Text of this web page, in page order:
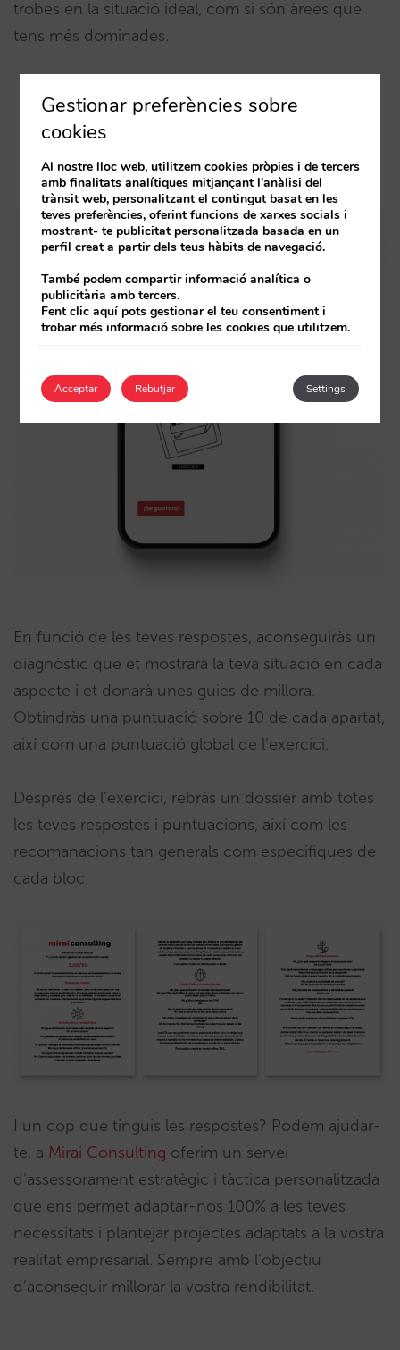
trobes en la situació ideal, com si són àrees que
tens més dominades.
Distribució i rendibilitat
Venda online (i venda directa)
Disponibilitat i preus
En funció de les teves respostes, aconseguiràs un
diagnòstic que et mostrarà la teva situació en cada
aspecte i et donarà unes guies de millora.
Obtindràs una puntuació sobre 10 de cada apartat,
així com una puntuació global de l’exercici.
Després de l’exercici, rebràs un dossier amb totes
les teves respostes i puntuacions, així com les
recomanacions tan generals com especifiques de
cada bloc.
I un cop que tinguis les respostes? Podem ajudar-
te, a Mirai Consulting oferim un servei
d’assessorament estratègic i tàctica personalitzada
que ens permet adaptar-nos 100% a les teves
necessitats i plantejar projectes adaptats a la vostra
realitat empresarial. Sempre amb l’objectiu
d’aconseguir millorar la vostra rendibilitat.
Gestionar preferències sobre
cookies
Al nostre lloc web, utilitzem cookies pròpies i de tercers
amb finalitats analítiques mitjançant l'anàlisi del
trànsit web, personalitzant el contingut basat en les
teves preferències, oferint funcions de xarxes socials i
mostrant- te publicitat personalitzada basada en un
perfil creat a partir dels teus hàbits de navegació.
També podem compartir informació analítica o
publicitària amb tercers.
Fent clic aquí pots gestionar el teu consentiment i
trobar més informació sobre les cookies que utilitzem.
Acceptar Settings
Rebutjar